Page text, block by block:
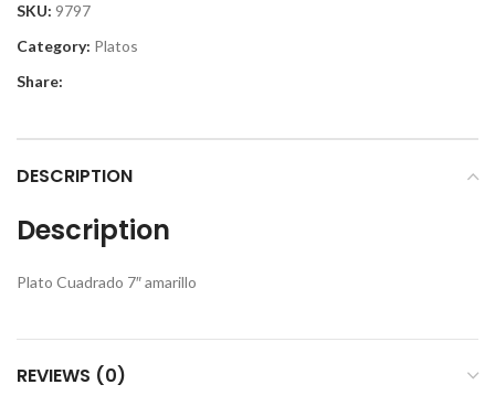
SKU: 9797
Category: Platos
Share:
DESCRIPTION
Description
Plato Cuadrado 7″ amarillo
REVIEWS (0)